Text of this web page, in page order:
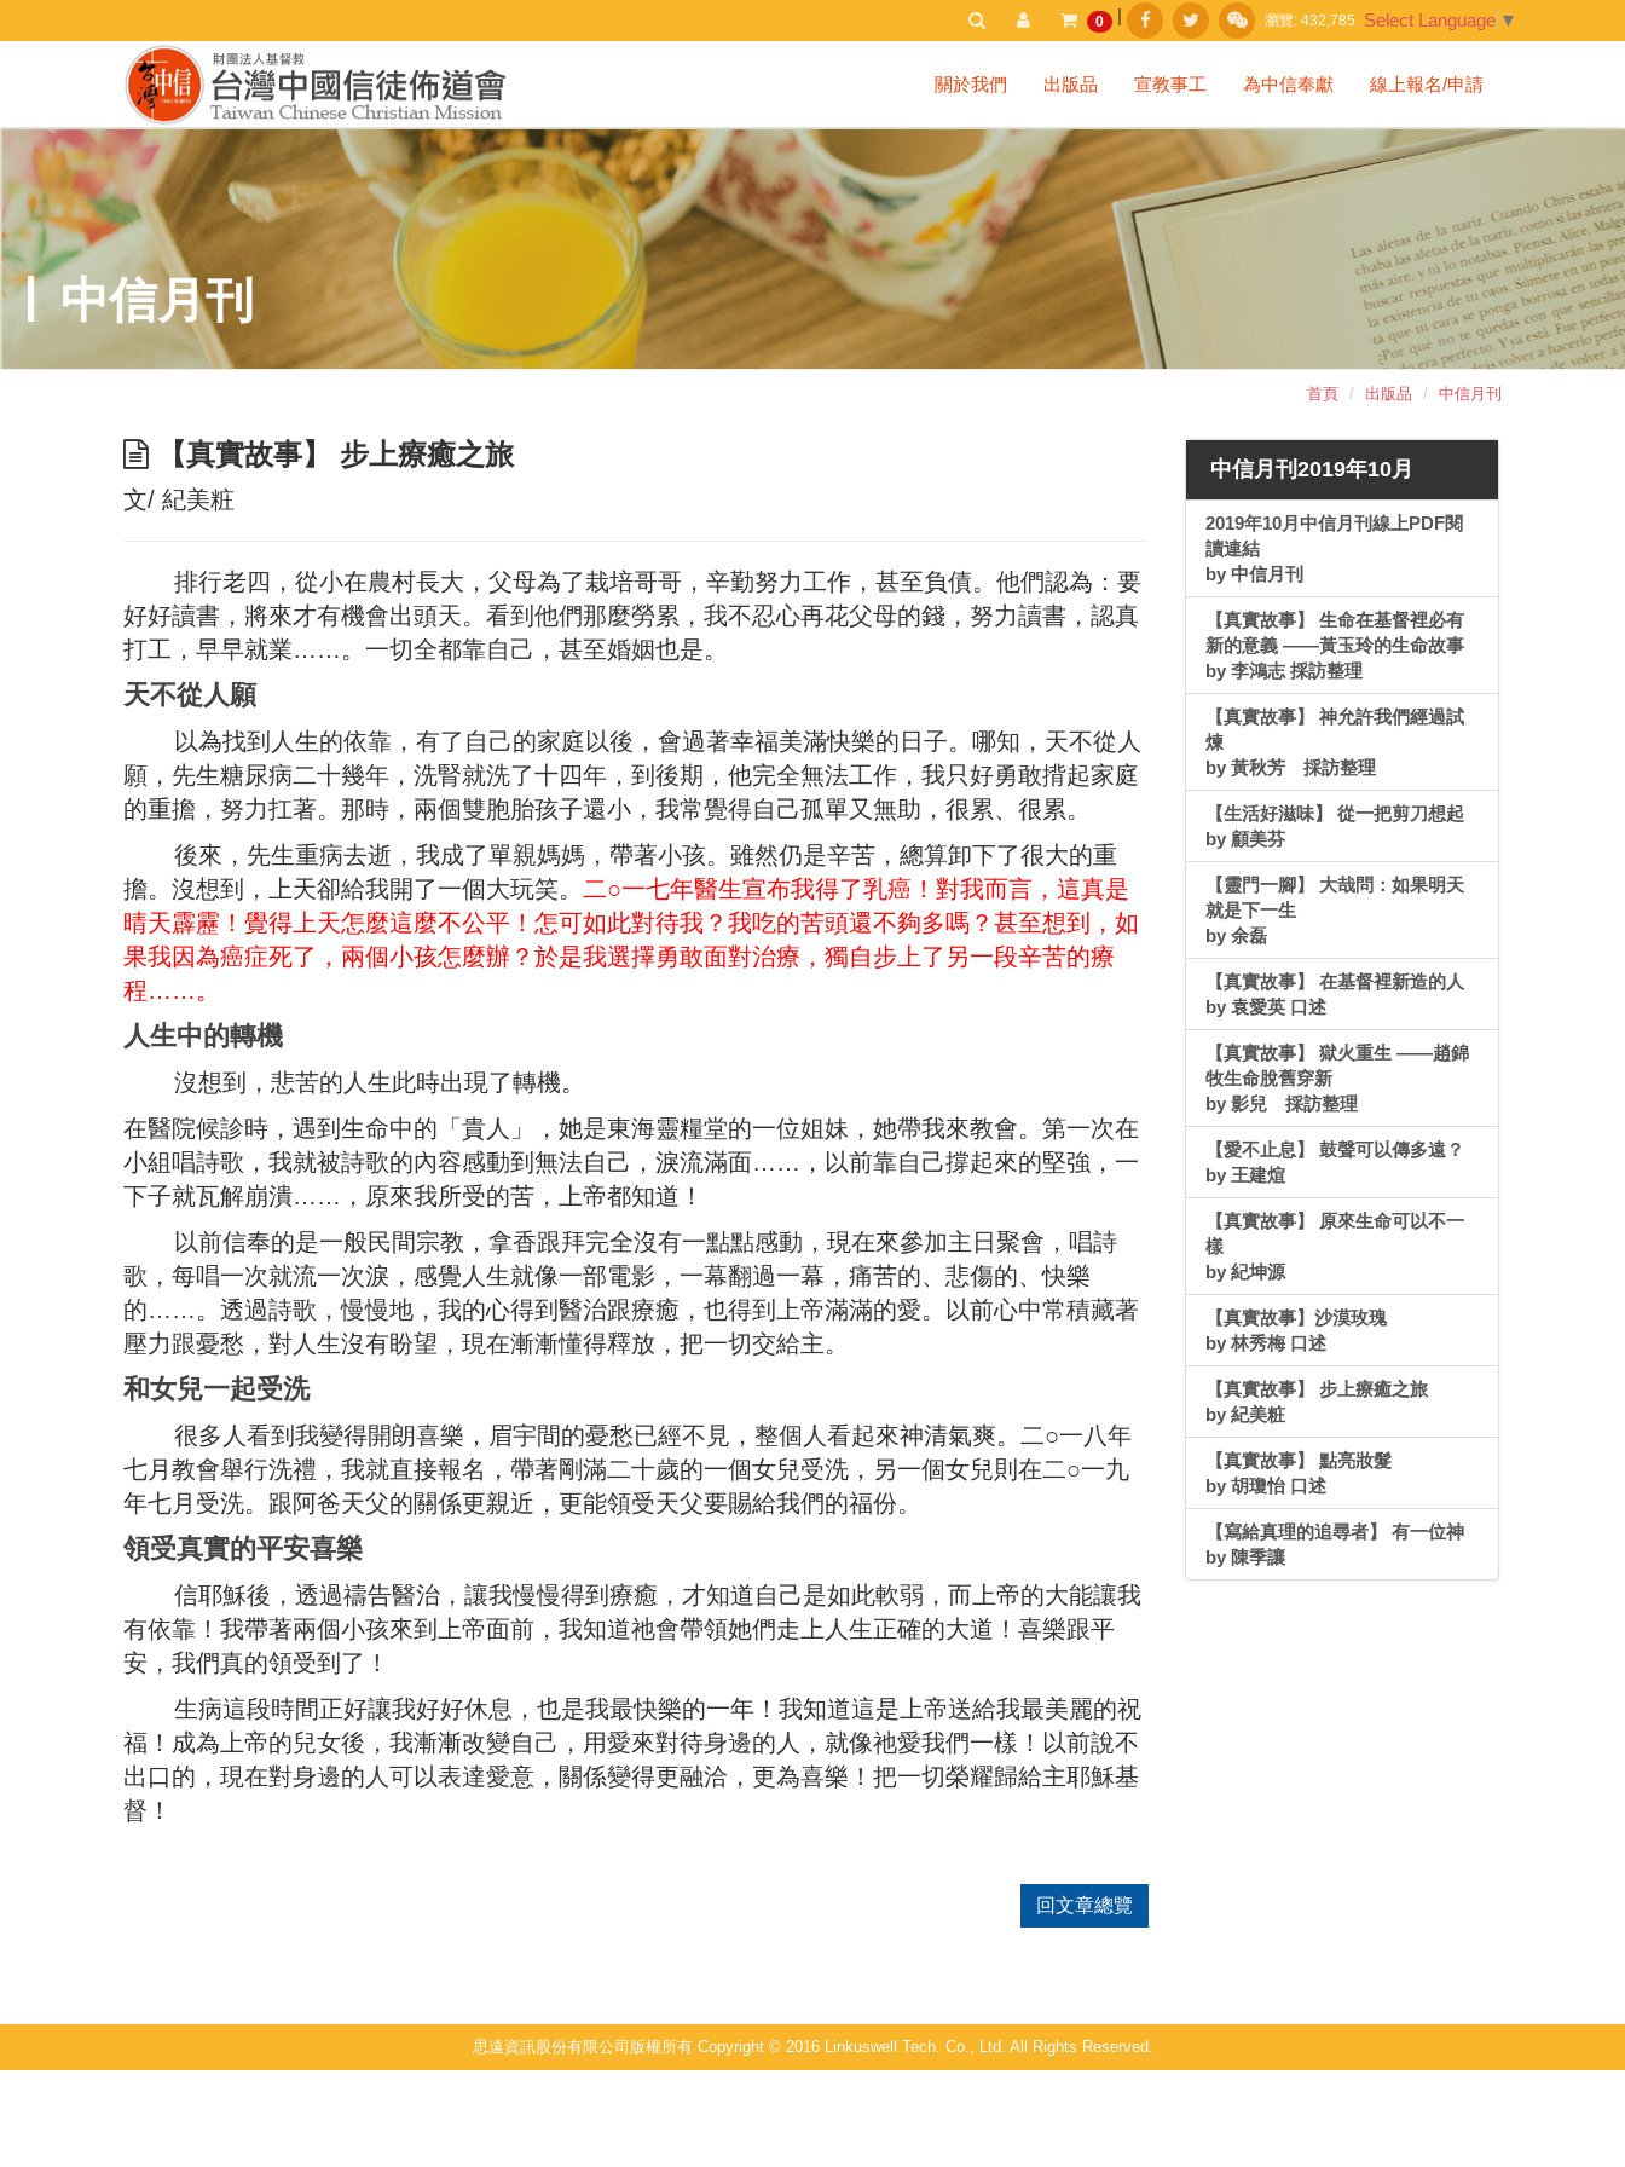
Select Language ▼
瀏覽: 432,785
0 |
關於我們 出版品 宣教事工 為中信奉獻 線上報名/申請
中信月刊
首頁 出版品 中信月刊
【真實故事】 步上療癒之旅
文/ 紀美粧
排行老四，從小在農村長大，父母為了栽培哥哥，辛勤努力工作，甚至負債。他們認為：要
好好讀書，將來才有機會出頭天。看到他們那麼勞累，我不忍心再花父母的錢，努力讀書，認真
打工，早早就業……。一切全都靠自己，甚至婚姻也是。
天不從人願
以為找到人生的依靠，有了自己的家庭以後，會過著幸福美滿快樂的日子。哪知，天不從人
願，先生糖尿病二十幾年，洗腎就洗了十四年，到後期，他完全無法工作，我只好勇敢揹起家庭
的重擔，努力扛著。那時，兩個雙胞胎孩子還小，我常覺得自己孤單又無助，很累、很累。
後來，先生重病去逝，我成了單親媽媽，帶著小孩。雖然仍是辛苦，總算卸下了很大的重
擔。沒想到，上天卻給我開了一個大玩笑。 二○一七年醫生宣布我得了乳癌！對我而言，這真是
晴天霹靂！覺得上天怎麼這麼不公平！怎可如此對待我？我吃的苦頭還不夠多嗎？甚至想到，如
果我因為癌症死了，兩個小孩怎麼辦？於是我選擇勇敢面對治療，獨自步上了另一段辛苦的療
程……。
人生中的轉機
沒想到，悲苦的人生此時出現了轉機。
在醫院候診時，遇到生命中的「貴人」，她是東海靈糧堂的一位姐妹，她帶我來教會。第一次在
小組唱詩歌，我就被詩歌的內容感動到無法自己，淚流滿面……，以前靠自己撐起來的堅強，一
下子就瓦解崩潰……，原來我所受的苦，上帝都知道！
以前信奉的是一般民間宗教，拿香跟拜完全沒有一點點感動，現在來參加主日聚會，唱詩
歌，每唱一次就流一次淚，感覺人生就像一部電影，一幕翻過一幕，痛苦的、悲傷的、快樂
的……。透過詩歌，慢慢地，我的心得到醫治跟療癒，也得到上帝滿滿的愛。以前心中常積藏著
壓力跟憂愁，對人生沒有盼望，現在漸漸懂得釋放，把一切交給主。
和女兒一起受洗
很多人看到我變得開朗喜樂，眉宇間的憂愁已經不見，整個人看起來神清氣爽。二○一八年
七月教會舉行洗禮，我就直接報名，帶著剛滿二十歲的一個女兒受洗，另一個女兒則在二○一九
年七月受洗。跟阿爸天父的關係更親近，更能領受天父要賜給我們的福份。
領受真實的平安喜樂
信耶穌後，透過禱告醫治，讓我慢慢得到療癒，才知道自己是如此軟弱，而上帝的大能讓我
有依靠！我帶著兩個小孩來到上帝面前，我知道祂會帶領她們走上人生正確的大道！喜樂跟平
安，我們真的領受到了！
生病這段時間正好讓我好好休息，也是我最快樂的一年！我知道這是上帝送給我最美麗的祝
福！成為上帝的兒女後，我漸漸改變自己，用愛來對待身邊的人，就像祂愛我們一樣！以前說不
出口的，現在對身邊的人可以表達愛意，關係變得更融洽，更為喜樂！把一切榮耀歸給主耶穌基
督！
回文章總覽
中信月刊2019年10月
2019年10月中信月刊線上PDF閱
讀連結
by 中信月刊
【真實故事】 生命在基督裡必有
新的意義 ——黃玉玲的生命故事
by 李鴻志 採訪整理
【真實故事】 神允許我們經過試
煉
by 黃秋芳 採訪整理
【生活好滋味】 從一把剪刀想起
by 顧美芬
【靈門一腳】 大哉問：如果明天
就是下一生
by 余磊
【真實故事】 在基督裡新造的人
by 袁愛英 口述
【真實故事】 獄火重生 ——趙錦
牧生命脫舊穿新
by 影兒 採訪整理
【愛不止息】 鼓聲可以傳多遠？
by 王建煊
【真實故事】 原來生命可以不一
樣
by 紀坤源
【真實故事】沙漠玫瑰
by 林秀梅 口述
【真實故事】 步上療癒之旅
by 紀美粧
【真實故事】 點亮妝髮
by 胡瓊怡 口述
【寫給真理的追尋者】 有一位神
by 陳季讓
思遠資訊股份有限公司版權所有 Copyright © 2016 Linkuswell Tech. Co., Ltd. All Rights Reserved.